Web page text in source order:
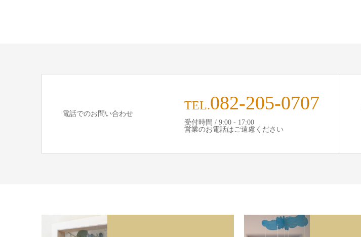
電話でのお問い合わせ
TEL.082-205-0707
受付時間 / 9:00 - 17:00
営業のお電話はご遠慮ください